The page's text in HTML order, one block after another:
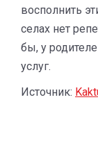
восполнить
селах нет
бы, у
услуг.
Источник: